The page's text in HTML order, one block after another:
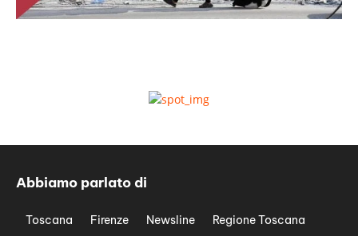
Abbiamo parlato di
Toscana Firenze Newsline
Regione Toscana